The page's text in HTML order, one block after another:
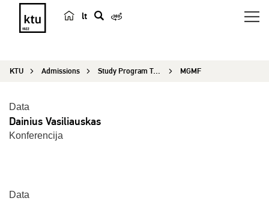
lt
r
KTU Admissions Study Program Testimonials MGMF
Data
Dainius Vasiliauskas
Konferencija
Data